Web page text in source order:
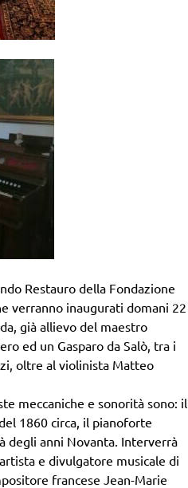
Restauro della Fondazione
verranno inaugurati domani 22
già allievo del maestro
ed un Gasparo da Salò, tra i
oltre al violinista Matteo
meccaniche e sonorità sono: il
1860 circa, il pianoforte
degli anni Novanta. Interverrà
e divulgatore musicale di
francese Jean-Marie